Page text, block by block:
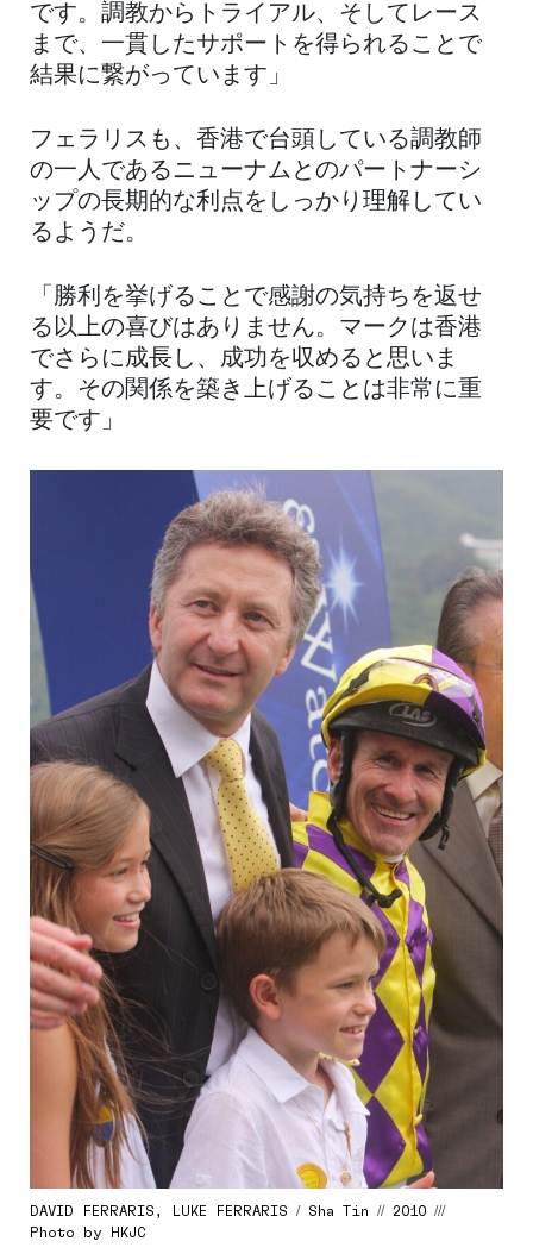
です。調教からトライアル、そしてレース
まで、一貫したサポートを得られることで
結果に繋がっています」
フェラリスも、香港で台頭している調教師
の一人であるニューナムとのパートナーシ
ップの長期的な利点をしっかり理解してい
るようだ。
「勝利を挙げることで感謝の気持ちを返せ
る以上の喜びはありません。マークは香港
でさらに成長し、成功を収めると思いま
す。その関係を築き上げることは非常に重
要です」
DAVID FERRARIS, LUKE FERRARIS / Sha Tin // 2010 ///
Photo by HKJC